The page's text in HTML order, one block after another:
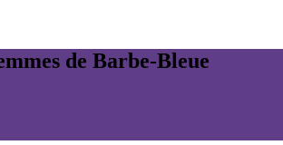
de Barbe-Bleue